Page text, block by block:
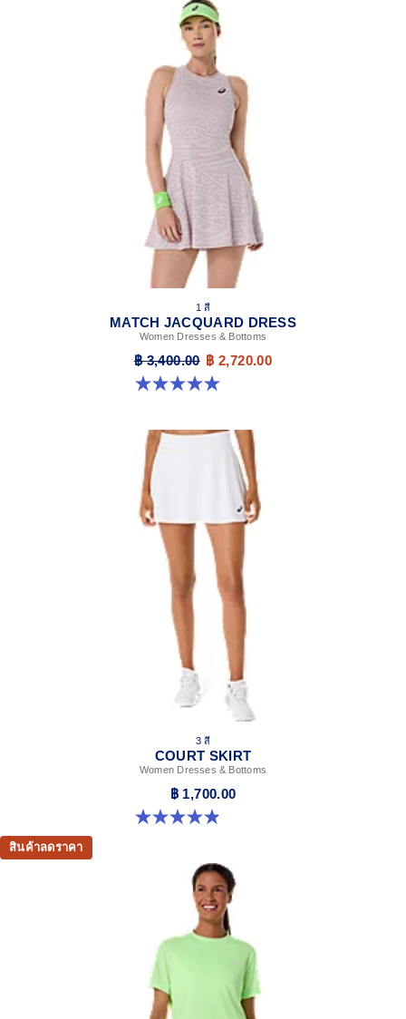
1 สี
MATCH JACQUARD DRESS
Women Dresses & Bottoms
฿ 3,400.00 ฿ 2,720.00
5.0 จาก 5 ดาว 4 รีวิว
3 สี
COURT SKIRT
Women Dresses & Bottoms
฿ 1,700.00
4.9 จาก 5 ดาว 45 รีวิว
สินค้าลดราคา